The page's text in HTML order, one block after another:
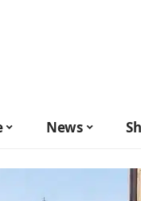
News